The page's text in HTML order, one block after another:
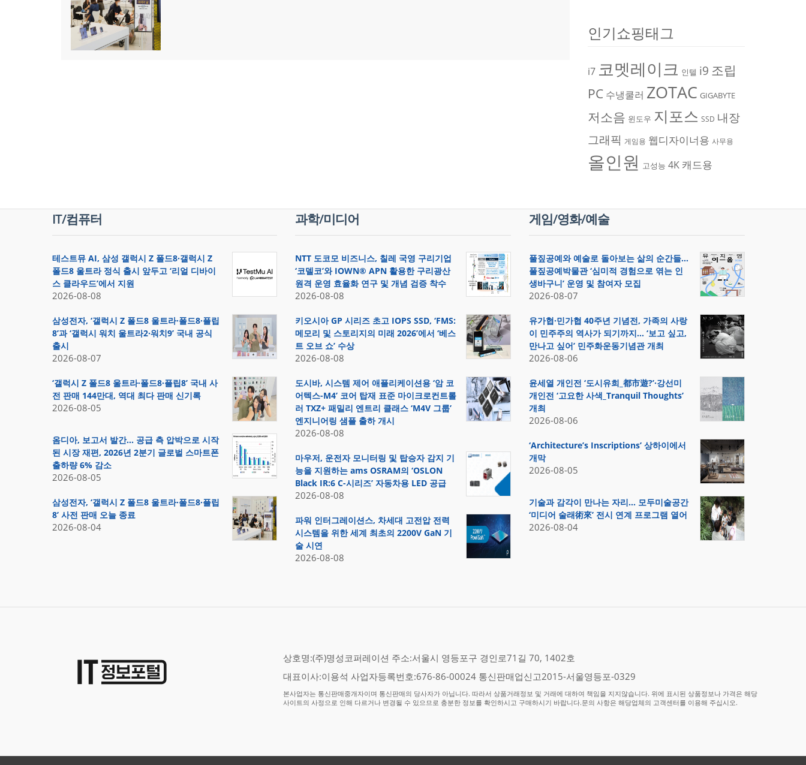
인기쇼핑태그
i7 코멧레이크 인텔 i9 조립
PC 수냉쿨러 ZOTAC GIGABYTE
저소음 윈도우 지포스 SSD 내장
그래픽 게임용 웹디자이너용 사무용
올인원 고성능 4K 캐드용
IT/컴퓨터
테스트뮤 AI, 삼성 갤럭시 Z 폴드8·갤럭시 Z
폴드8 울트라 정식 출시 앞두고 ‘리얼 디바이
스 클라우드’에서 지원
2026-08-08
삼성전자, ‘갤럭시 Z 폴드8 울트라·폴드8·플립
8’과 ‘갤럭시 워치 울트라2·워치9’ 국내 공식
출시
2026-08-07
‘갤럭시 Z 폴드8 울트라·폴드8·플립8’ 국내 사
전 판매 144만대, 역대 최다 판매 신기록
2026-08-05
옴디아, 보고서 발간… 공급 측 압박으로 시작
된 시장 재편, 2026년 2분기 글로벌 스마트폰
출하량 6% 감소
2026-08-05
삼성전자, ‘갤럭시 Z 폴드8 울트라·폴드8·플립
8’ 사전 판매 오늘 종료
2026-08-04
과학/미디어
NTT 도코모 비즈니스, 칠레 국영 구리기업
‘코델코’와 IOWN® APN 활용한 구리광산
원격 운영 효율화 연구 및 개념 검증 착수
2026-08-08
키오시아 GP 시리즈 초고 IOPS SSD, ‘FMS:
메모리 및 스토리지의 미래 2026’에서 ‘베스
트 오브 쇼’ 수상
2026-08-08
도시바, 시스템 제어 애플리케이션용 ‘암 코
어텍스-M4’ 코어 탑재 표준 마이크로컨트롤
러 TXZ+ 패밀리 엔트리 클래스 ‘M4V 그룹’
엔지니어링 샘플 출하 개시
2026-08-08
마우저, 운전자 모니터링 및 탑승자 감지 기
능을 지원하는 ams OSRAM의 ‘OSLON
Black IR:6 C-시리즈’ 자동차용 LED 공급
2026-08-08
파워 인터그레이션스, 차세대 고전압 전력
시스템을 위한 세계 최초의 2200V GaN 기
술 시연
2026-08-08
게임/영화/예술
풀짚공예와 예술로 돌아보는 삶의 순간들…
풀짚공예박물관 ‘심미적 경험으로 엮는 인
생바구니’ 운영 및 참여자 모집
2026-08-07
유가협·민가협 40주년 기념전, 가족의 사랑
이 민주주의 역사가 되기까지… ‘보고 싶고,
만나고 싶어’ 민주화운동기념관 개최
2026-08-06
윤세열 개인전 ‘도시유희_都市遊?’·강선미
개인전 ‘고요한 사색_Tranquil Thoughts’
개최
2026-08-06
‘Architecture’s Inscriptions’ 상하이에서
개막
2026-08-05
기술과 감각이 만나는 자리… 모두미술공간
‘미디어 술래術來’ 전시 연계 프로그램 열어
2026-08-04
상호명:(주)명성코퍼레이션 주소:서울시 영등포구 경인로71길 70, 1402호
대표이사:이용석 사업자등록번호:676-86-00024 통신판매업신고2015-서울영등포-0329
본사업자는 통신판매중개자이며 통신판매의 당사자가 아닙니다. 따라서 상품거래정보 및 거래에 대하여 책임을 지지않습니다. 위에 표시된 상품정보나 가격은 해당
사이트의 사정으로 인해 다르거나 변경될 수 있으므로 충분한 정보를 확인하시고 구매하시기 바랍니다.문의 사항은 해당업체의 고객센터를 이용해 주십시오.